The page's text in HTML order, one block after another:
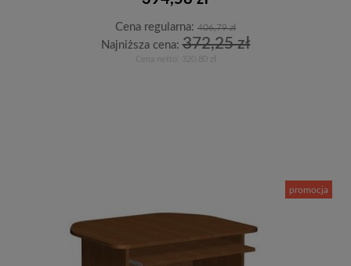
Cena regularna: 406,79 zł
Najniższa cena:372,25 zł
320,80 zł
promocja